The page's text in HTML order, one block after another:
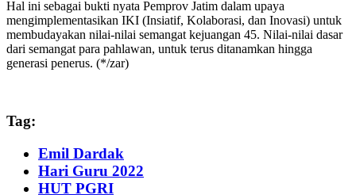
Hal ini sebagai bukti nyata Pemprov Jatim dalam upaya
mengimplementasikan IKI (Insiatif, Kolaborasi, dan Inovasi) untuk
membudayakan nilai-nilai semangat kejuangan 45. Nilai-nilai dasar
dari semangat para pahlawan, untuk terus ditanamkan hingga
generasi penerus. (*/zar)
Tag:
Emil Dardak
Hari Guru 2022
HUT PGRI